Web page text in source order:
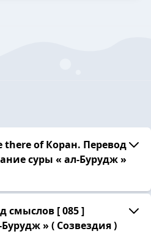
there of Коран. Перевод
cуры « ал-Бурудж »
смыслов [ 085 ]
» ( Созвездия )